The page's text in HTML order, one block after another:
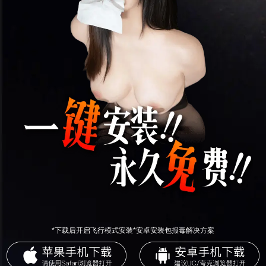
*下载后开启飞行模式安装*安卓安装包报毒解决方案